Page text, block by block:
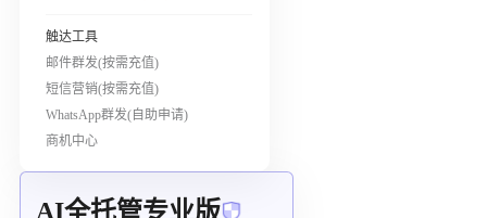
触达工具
邮件群发(按需充值)
短信营销(按需充值)
WhatsApp群发(自助申请)
商机中心
AI全托管专业版